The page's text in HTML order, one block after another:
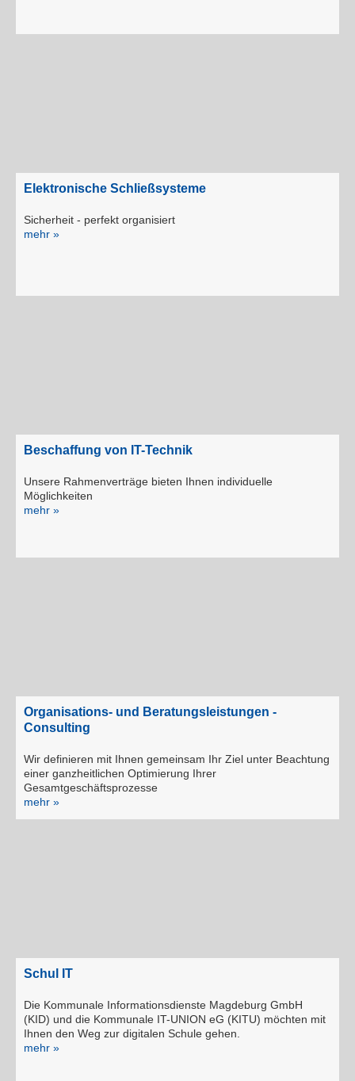
Elektronische Schließsysteme
Sicherheit - perfekt organisiert
mehr »
Beschaffung von IT-Technik
Unsere Rahmenverträge bieten Ihnen individuelle
Möglichkeiten
mehr »
Organisations- und Beratungsleistungen -
Consulting
Wir definieren mit Ihnen gemeinsam Ihr Ziel unter Beachtung
einer ganzheitlichen Optimierung Ihrer
Gesamtgeschäftsprozesse
mehr »
Schul IT
Die Kommunale Informationsdienste Magdeburg GmbH
(KID) und die Kommunale IT-UNION eG (KITU) möchten mit
Ihnen den Weg zur digitalen Schule gehen.
mehr »